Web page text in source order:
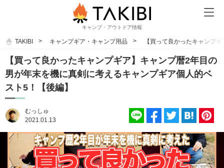
キャンプ・アウトドア情報
TAKIBI キャンプギア・キャンプ用品 【買って良かったキャンプ
【買って良かったキャンプギア】キャンプ暦2年目の
男が年末を機に真剣に考えるキャンプギア個人的ベ
スト5！【後編】
むっしゅ
2021.01.13